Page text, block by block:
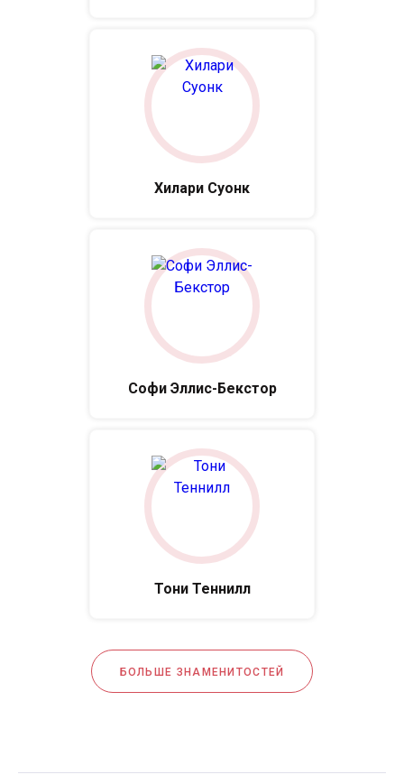
Хилари Суонк
Софи Эллис-Бекстор
Тони Теннилл
БОЛЬШЕ ЗНАМЕНИТОСТЕЙ